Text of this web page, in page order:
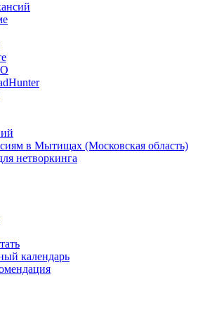
в Мытищах (Московская область)
нетворкинга
календарь